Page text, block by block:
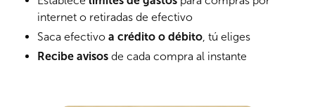
internet o retiradas de efectivo
Saca efectivo a crédito o débito, tú eliges
Recibe avisos de cada compra al instante